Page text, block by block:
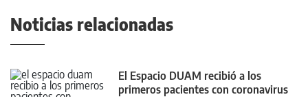
Noticias relacionadas
El Espacio DUAM recibió a los
primeros pacientes con coronavirus